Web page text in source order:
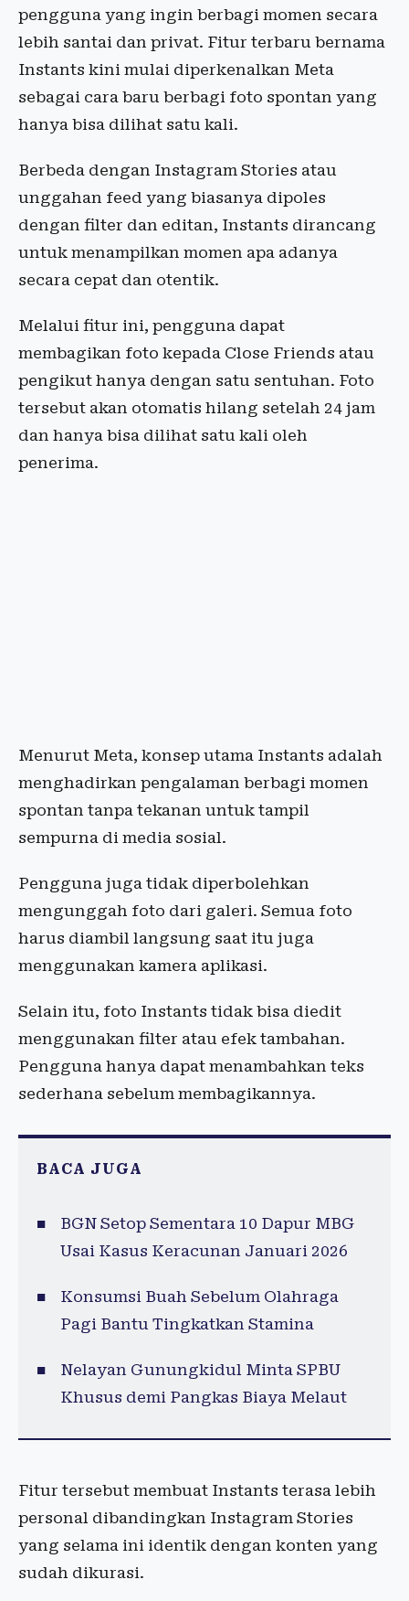
pengguna yang ingin berbagi momen secara
lebih santai dan privat. Fitur terbaru bernama
Instants kini mulai diperkenalkan Meta
sebagai cara baru berbagi foto spontan yang
hanya bisa dilihat satu kali.
Berbeda dengan Instagram Stories atau
unggahan feed yang biasanya dipoles
dengan filter dan editan, Instants dirancang
untuk menampilkan momen apa adanya
secara cepat dan otentik.
Melalui fitur ini, pengguna dapat
membagikan foto kepada Close Friends atau
pengikut hanya dengan satu sentuhan. Foto
tersebut akan otomatis hilang setelah 24 jam
dan hanya bisa dilihat satu kali oleh
penerima.
Menurut Meta, konsep utama Instants adalah
menghadirkan pengalaman berbagi momen
spontan tanpa tekanan untuk tampil
sempurna di media sosial.
Pengguna juga tidak diperbolehkan
mengunggah foto dari galeri. Semua foto
harus diambil langsung saat itu juga
menggunakan kamera aplikasi.
Selain itu, foto Instants tidak bisa diedit
menggunakan filter atau efek tambahan.
Pengguna hanya dapat menambahkan teks
sederhana sebelum membagikannya.
BACA JUGA
BGN Setop Sementara 10 Dapur MBG
Usai Kasus Keracunan Januari 2026
Konsumsi Buah Sebelum Olahraga
Pagi Bantu Tingkatkan Stamina
Nelayan Gunungkidul Minta SPBU
Khusus demi Pangkas Biaya Melaut
Fitur tersebut membuat Instants terasa lebih
personal dibandingkan Instagram Stories
yang selama ini identik dengan konten yang
sudah dikurasi.